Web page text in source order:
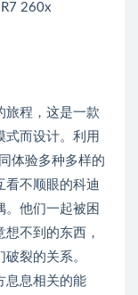
260x
旅程，这是一款
式而设计。利用
体验多种多样的
看不顺眼的科迪
。他们一起被困
不到的东西，
裂的关系。
息息相关的能